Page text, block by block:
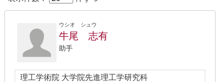
ウシオ シュウ
牛尾 志有
助手
理工学術院 大学院先進理工学研究科